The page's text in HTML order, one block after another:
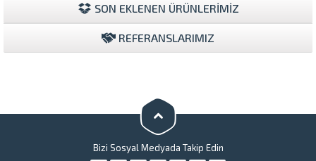
SON EKLENEN ÜRÜNLERİMİZ
REFERANSLARIMIZ
Bizi Sosyal Medyada Takip Edin